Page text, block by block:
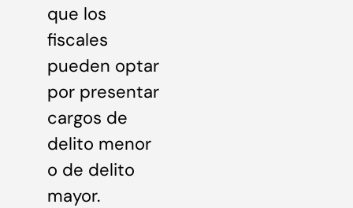
que los
fiscales
pueden optar
por presentar
cargos de
delito menor
o de delito
mayor.